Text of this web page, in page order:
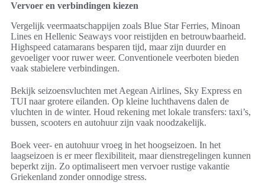
Vervoer en verbindingen kiezen
Vergelijk veermaatschappijen zoals Blue Star Ferries, Minoan
Lines en Hellenic Seaways voor reistijden en betrouwbaarheid.
Highspeed catamarans besparen tijd, maar zijn duurder en
gevoeliger voor ruwer weer. Conventionele veerboten bieden
vaak stabielere verbindingen.
Bekijk seizoensvluchten met Aegean Airlines, Sky Express en
TUI naar grotere eilanden. Op kleine luchthavens dalen de
vluchten in de winter. Houd rekening met lokale transfers: taxi’s,
bussen, scooters en autohuur zijn vaak noodzakelijk.
Boek veer- en autohuur vroeg in het hoogseizoen. In het
laagseizoen is er meer flexibiliteit, maar dienstregelingen kunnen
beperkt zijn. Zo optimaliseert men vervoer rustige vakantie
Griekenland zonder onnodige stress.